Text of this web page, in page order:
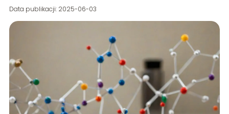
Data publikacji: 2025-06-03